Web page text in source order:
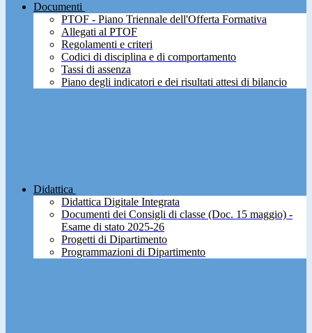
Documenti
PTOF - Piano Triennale dell'Offerta Formativa
Allegati al PTOF
Regolamenti e criteri
Codici di disciplina e di comportamento
Tassi di assenza
Piano degli indicatori e dei risultati attesi di bilancio
Didattica
Didattica Digitale Integrata
Documenti dei Consigli di classe (Doc. 15 maggio) -
Esame di stato 2025-26
Progetti di Dipartimento
Programmazioni di Dipartimento